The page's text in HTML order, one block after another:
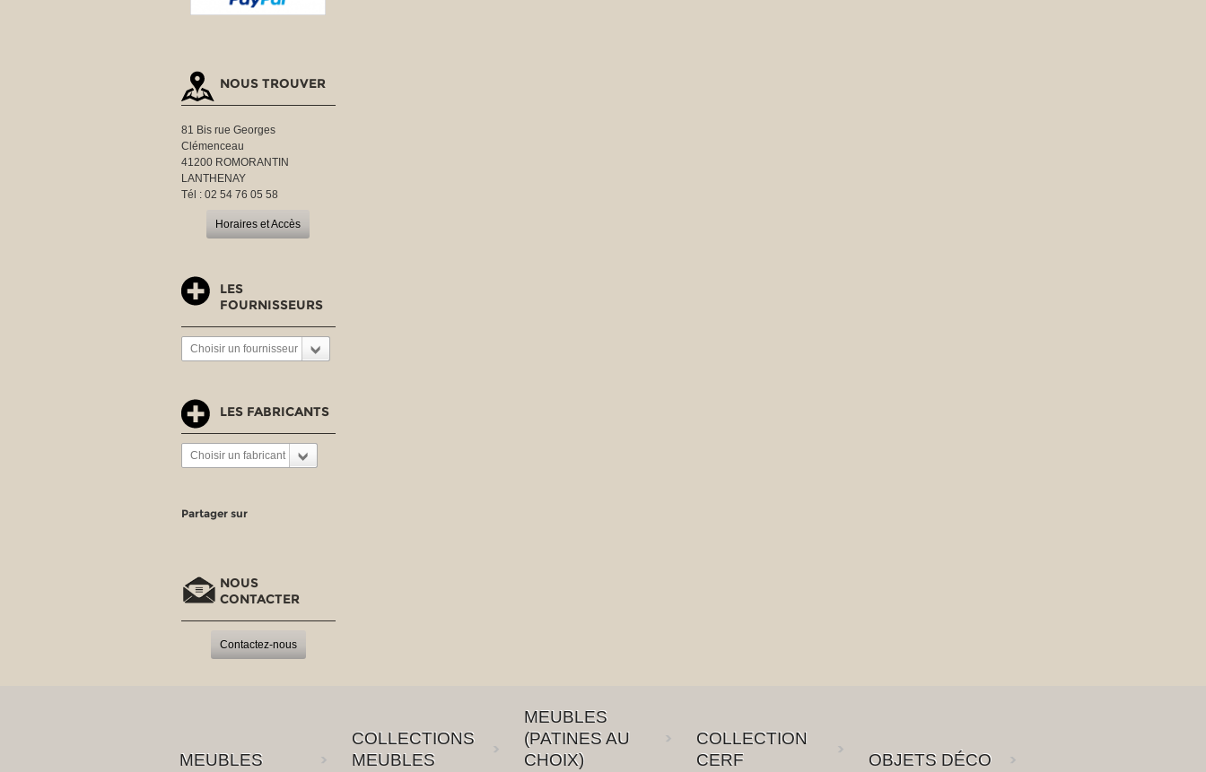
NOUS TROUVER
81 Bis rue Georges
Clémenceau
41200 ROMORANTIN
LANTHENAY
Tél : 02 54 76 05 58
Horaires et Accès
LES
FOURNISSEURS
Choisir un fournisseur
LES FABRICANTS
Choisir un fabricant
Partager sur
NOUS
CONTACTER
Contactez-nous
MEUBLES
COLLECTIONS
MEUBLES
MEUBLES
(PATINES AU
CHOIX)
COLLECTION
CERF
OBJETS DÉCO